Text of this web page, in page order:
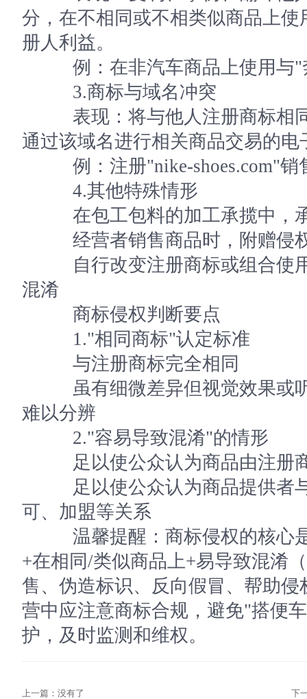
分，在不相同或不相类似商品上
册人利益。
例：在非汽车商品上使用与"
3.商标与域名冲突
表现：将与他人注册商标相
通过该域名进行相关商品交易的
例：注册"nike-shoes.com"销
4.其他特殊情形
在包工包料的加工承揽中，
经营者销售商品时，附赠侵
自行改变注册商标或组合使
混淆
商标侵权判断要点
1."相同商标"认定标准
与注册商标完全相同
虽有细微差异但视觉效果或
难以分辨
2."容易导致混淆"的情形
足以使公众认为商品由注册
足以使公众认为商品提供者
可、加盟等关系
温馨提醒：商标侵权的核心
+在相同/类似商品上+易导致混淆
售、伪造标识、反向假冒、帮助
营中应注意商标合规，避免"搭便
护，及时监测和维权。
上一篇：没有了 下